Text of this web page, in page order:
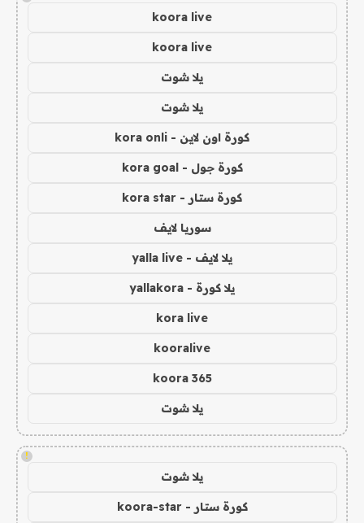
koora live
koora live
يلا شوت
يلا شوت
كورة اون لاين - kora onli
كورة جول - kora goal
كورة ستار - kora star
سوريا لايف
يلا لايف - yalla live
يلا كورة - yallakora
kora live
kooralive
koora 365
يلا شوت
!
يلا شوت
كورة ستار - koora-star